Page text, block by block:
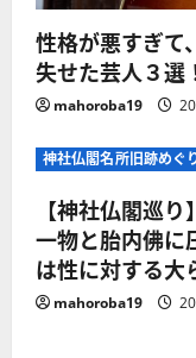
性格が悪すぎて
失せた芸人３選
mahoroba19
神社仏閣名所旧跡めぐ
【神社仏閣巡
一物と胎内佛に
は性に対する大
mahoroba19